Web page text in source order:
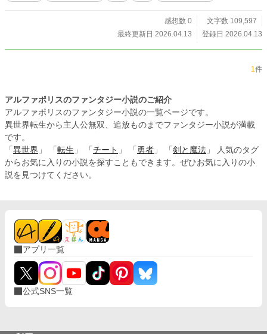
感想数 0
文字数 109,597
最終更新日 2026.04.13
登録日 2026.04.13
1件
アルファポリスのファンタジー小説のご紹介
アルファポリスのファンタジー小説の一覧ページです。
異世界転生から主人公無双、追放ものまでファンタジー小説が満載
です。
「 異世界 」 「 転生 」 「 チート 」 「 勇者 」 「 剣と魔法 」 人気のタグ
からお気に入りの小説を探すこともできます。ぜひお気に入りの小
説を見つけてください。
アプリ一覧
公式SNS一覧